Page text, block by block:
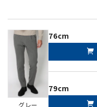
グレー
76cm
79cm